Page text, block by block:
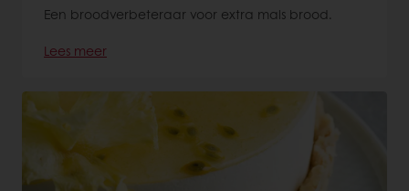
Een broodverbeteraar voor extra mals brood.
Lees meer